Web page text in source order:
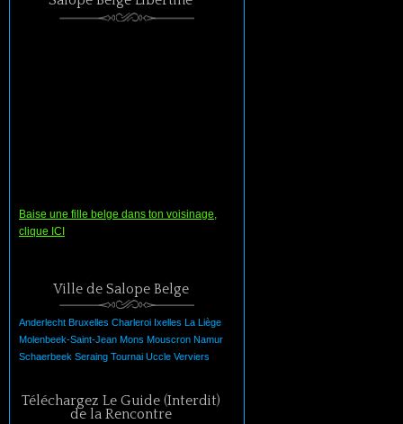
Baise une fille belge dans ton voisinage,
clique ICI
Ville de Salope Belge
Anderlecht Bruxelles Charleroi Ixelles La Liège
Molenbeek-Saint-Jean Mons Mouscron Namur
Schaerbeek Seraing Tournai Uccle Verviers
Téléchargez Le Guide (Interdit)
de la Rencontre